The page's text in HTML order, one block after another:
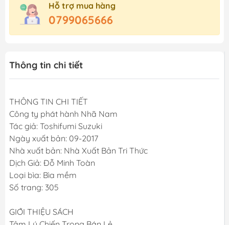
Hỗ trợ mua hàng
0799065666
Thông tin chi tiết
THÔNG TIN CHI TIẾT
Công ty phát hành Nhã Nam
Tác giả: Toshifumi Suzuki
Ngày xuất bản: 09-2017
Nhà xuất bản: Nhà Xuất Bản Tri Thức
Dịch Giả: Đỗ Minh Toàn
Loại bìa: Bìa mềm
Số trang: 305
GIỚI THIỆU SÁCH